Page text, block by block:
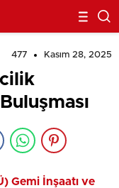
477 Kasım 28, 2025
Gemi İnşaatı ve